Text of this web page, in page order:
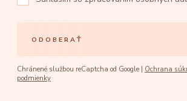
ODOBERAŤ
Chránené službou reCaptcha od Google | Ochrana
podmienky